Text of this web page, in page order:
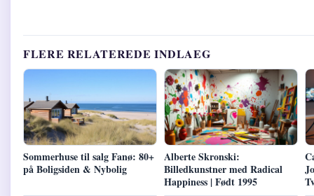
FLERE RELATEREDE INDLAEG
Sommerhuse til salg Fanø: 80+
på Boligsiden & Nybolig
Alberte Skronski:
Billedkunstner med Radical
Happiness | Født 1995